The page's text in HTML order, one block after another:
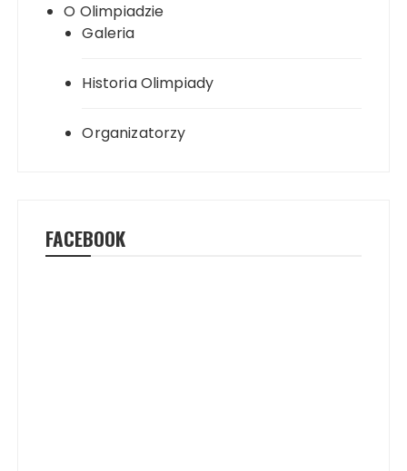
O Olimpiadzie
Galeria
Historia Olimpiady
Organizatorzy
FACEBOOK